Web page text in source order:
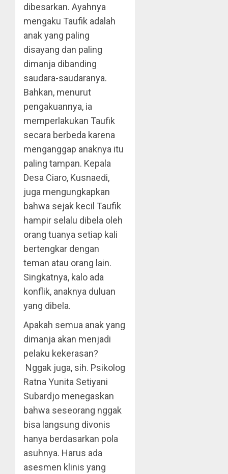
dibesarkan. Ayahnya
mengaku Taufik adalah
anak yang paling
disayang dan paling
dimanja dibanding
saudara-saudaranya.
Bahkan, menurut
pengakuannya, ia
memperlakukan Taufik
secara berbeda karena
menganggap anaknya itu
paling tampan. Kepala
Desa Ciaro, Kusnaedi,
juga mengungkapkan
bahwa sejak kecil Taufik
hampir selalu dibela oleh
orang tuanya setiap kali
bertengkar dengan
teman atau orang lain.
Singkatnya, kalo ada
konflik, anaknya duluan
yang dibela.
Apakah semua anak yang
dimanja akan menjadi
pelaku kekerasan?
Nggak juga, sih. Psikolog
Ratna Yunita Setiyani
Subardjo menegaskan
bahwa seseorang nggak
bisa langsung divonis
hanya berdasarkan pola
asuhnya. Harus ada
asesmen klinis yang